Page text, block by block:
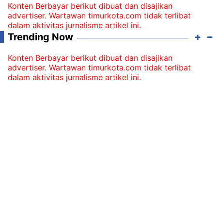
Konten Berbayar berikut dibuat dan disajikan
advertiser. Wartawan timurkota.com tidak terlibat
dalam aktivitas jurnalisme artikel ini.
Trending Now
Konten Berbayar berikut dibuat dan disajikan
advertiser. Wartawan timurkota.com tidak terlibat
dalam aktivitas jurnalisme artikel ini.